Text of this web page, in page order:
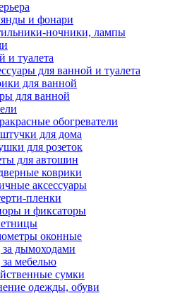
и фонари
ночники, лампы
и туалета
для ванной и туалета
для ванной
для ванной
обогреватели
для дома
для розеток
для автошин
коврики
аксессуары
пленки
и фиксаторы
оконные
за дымоходами
за мебелью
сумки
одежды, обуви